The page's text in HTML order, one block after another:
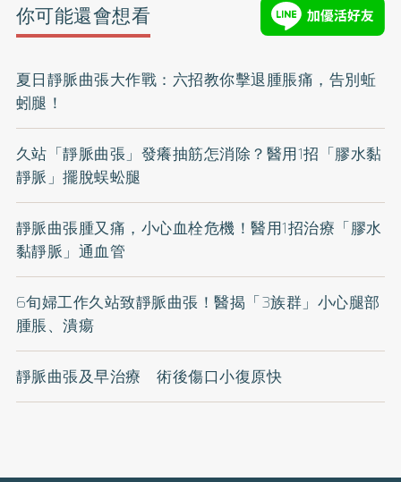
你可能還會想看
夏日靜脈曲張大作戰：六招教你擊退腫脹痛，告別蚯
蚓腿！
久站「靜脈曲張」發癢抽筋怎消除？醫用1招「膠水黏
靜脈」擺脫蜈蚣腿
靜脈曲張腫又痛，小心血栓危機！醫用1招治療「膠水
黏靜脈」通血管
6旬婦工作久站致靜脈曲張！醫揭「3族群」小心腿部
腫脹、潰瘍
靜脈曲張及早治療 術後傷口小復原快